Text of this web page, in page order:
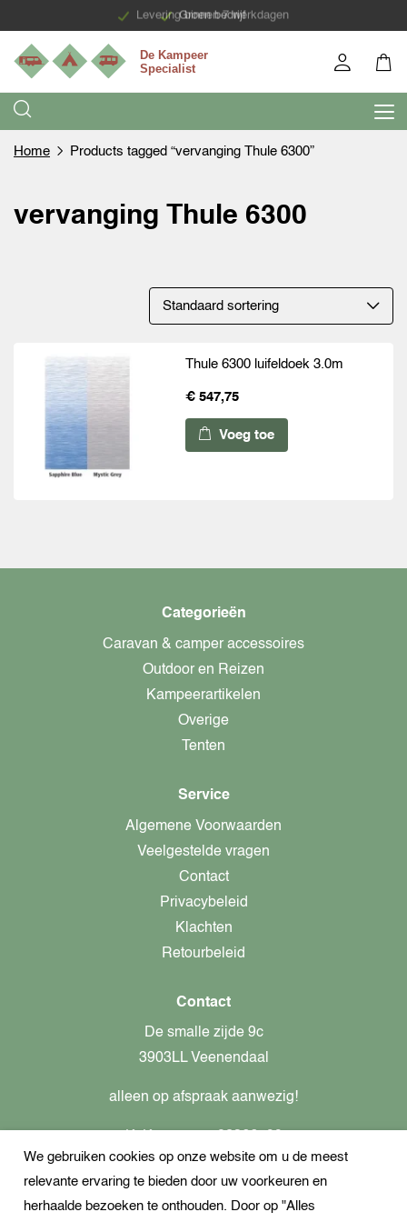
Groen bedrijf
Levering binnen 7 werkdagen
Home Products tagged “vervanging Thule 6300”
vervanging Thule 6300
Thule 6300 luifeldoek 3.0m
€ 547,75
Voeg toe
Categorieën
Caravan & camper accessoires
Outdoor en Reizen
Kampeerartikelen
Overige
Tenten
Service
Algemene Voorwaarden
Veelgestelde vragen
Contact
Privacybeleid
Klachten
Retourbeleid
Contact
De smalle zijde 9c
3903LL Veenendaal
alleen op afspraak aanwezig!
Btw-nummer: nl862437301B01
+31621944547
We gebruiken cookies op onze website om u de meest
relevante ervaring te bieden door uw voorkeuren en
herhaalde bezoeken te onthouden. Door op "Alles